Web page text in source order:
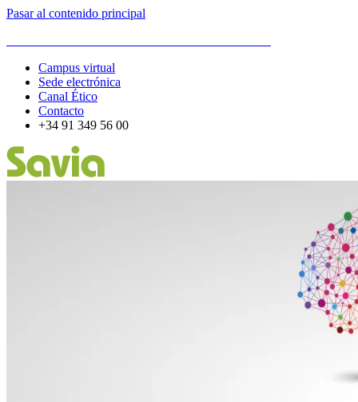
Pasar al contenido principal
Campus virtual
Sede electrónica
Canal Ético
Contacto
+34 91 349 56 00